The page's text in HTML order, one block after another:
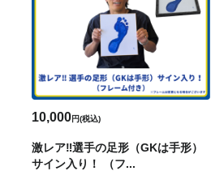
10,000円(税込)
激レア‼選手の足形（GKは手形）
サイン入り！ （フ...